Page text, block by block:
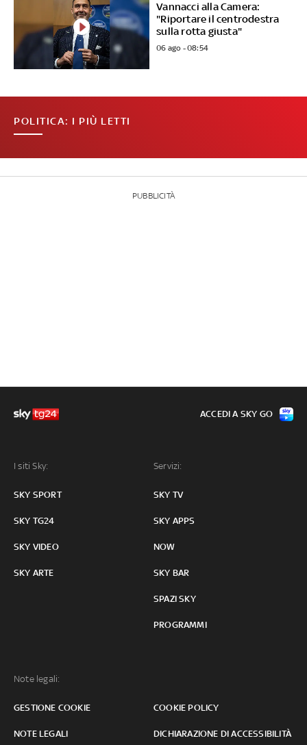
Vannacci alla Camera:
"Riportare il centrodestra
sulla rotta giusta"
06 ago - 08:54
POLITICA: I PIÙ LETTI
PUBBLICITÀ
I siti Sky:
SKY SPORT
SKY TG24
SKY VIDEO
SKY ARTE
Servizi:
SKY TV
SKY APPS
NOW
SKY BAR
SPAZI SKY
PROGRAMMI
Note legali:
GESTIONE COOKIE COOKIE POLICY
NOTE LEGALI DICHIARAZIONE DI ACCESSIBILITÀ
ACCEDI A SKY GO